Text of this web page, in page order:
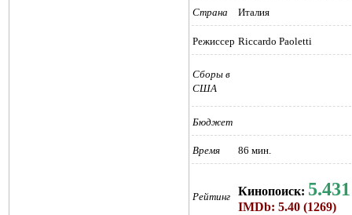
Страна Италия
Режиссер Riccardo Paoletti
Сборы в
США
Бюджет
Время 86 мин.
Рейтинг Кинопоиск: 5.431
IMDb: 5.40 (1269)